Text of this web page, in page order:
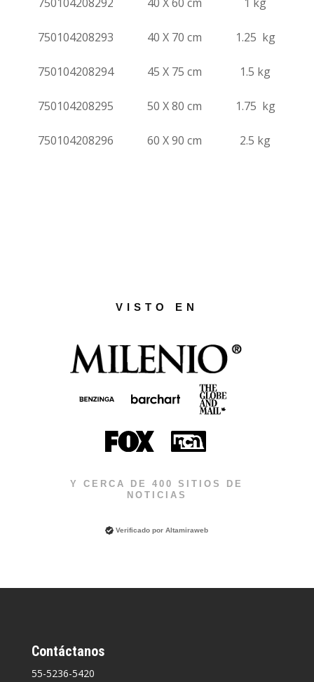
750104208293 40 X 70 cm 1.25 kg
750104208294 45 X 75 cm 1.5 kg
750104208295 50 X 80 cm 1.75 kg
750104208296 60 X 90 cm 2.5 kg
VISTO EN
Y CERCA DE 400 SITIOS DE
NOTICIAS
Verificado porAltamiraweb
Contáctanos
55-5236-5420